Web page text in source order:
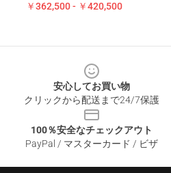
￥362,500 - ￥420,500
安心してお買い物
クリックから配送まで24/7保護
100％安全なチェックアウト
PayPal / マスターカード / ビザ